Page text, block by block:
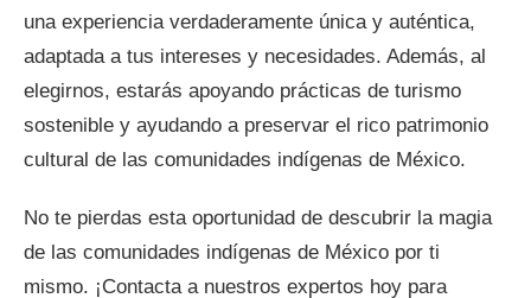
una experiencia verdaderamente única y auténtica,
adaptada a tus intereses y necesidades. Además, al
elegirnos, estarás apoyando prácticas de turismo
sostenible y ayudando a preservar el rico patrimonio
cultural de las comunidades indígenas de México.
No te pierdas esta oportunidad de descubrir la magia
de las comunidades indígenas de México por ti
mismo. ¡Contacta a nuestros expertos hoy para